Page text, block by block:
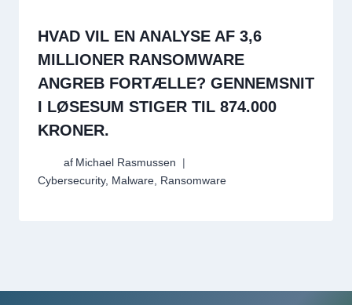
HVAD VIL EN ANALYSE AF 3,6
MILLIONER RANSOMWARE
ANGREB FORTÆLLE? GENNEMSNIT
I LØSESUM STIGER TIL 874.000
KRONER.
af Michael Rasmussen
Cybersecurity, Malware Ransomware